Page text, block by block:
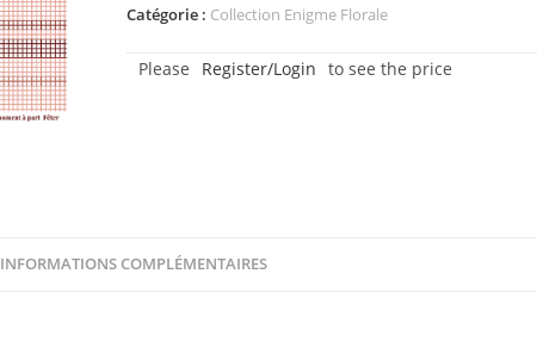
n°5
Collection
Catégorie : Collection Enigme Florale
Please Register/Login to see the price
INFORMATIONS COMPLÉMENTAIRES